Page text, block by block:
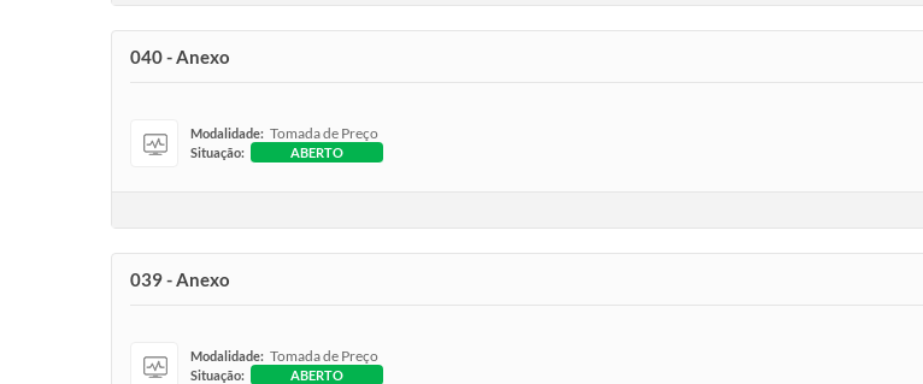
040 - Anexo
Modalidade: Tomada de Preço
Situação: ABERTO
039 - Anexo
Modalidade: Tomada de Preço
Situação: ABERTO